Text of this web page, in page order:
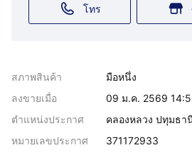
โทร
สภาพสินค้า
มือหนึ่ง
ลงขายเมื่อ
09 ม.ค. 2569
ตำแหน่งประกาศ
คลองหลวง ปทุมธา
หมายเลขประกาศ
371172933